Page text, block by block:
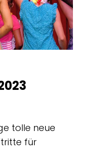
tolle neue
für